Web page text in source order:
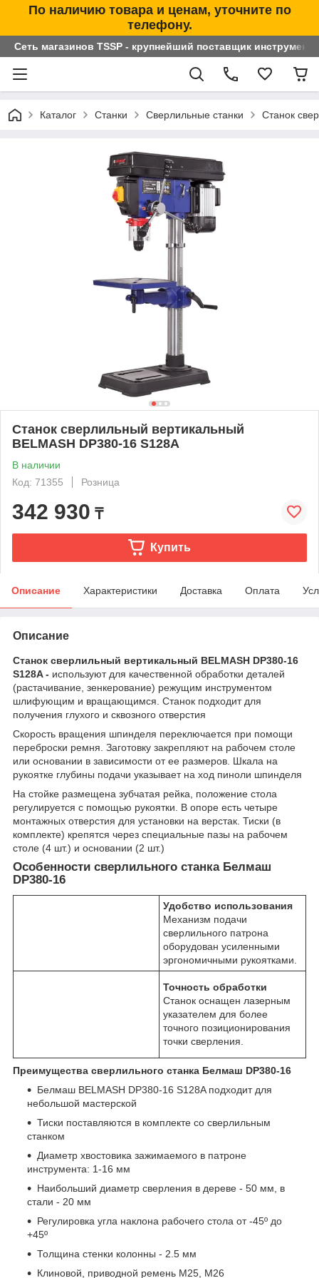
По наличию товара и ценам, уточните по
телефону.
Сеть магазинов TSSP - крупнейший поставщик
Каталог Станки Сверлильные станки Станок
Станок сверлильный вертикальный
BELMASH DP380-16 S128A
В наличии
Код: 71355
Розница
342 930 ₸
Купить
Описание Характеристики Доставка Оплата
Описание
Станок сверлильный вертикальный BELMASH DP380-16
S128A - используют для качественной обработки деталей
(растачивание, зенкерование) режущим инструментом
шлифующим и вращающимся. Станок подходит для
получения глухого и сквозного отверстия
Скорость вращения шпинделя переключается при помощи
переброски ремня. Заготовку закрепляют на рабочем столе
или основании в зависимости от ее размеров. Шкала на
рукоятке глубины подачи указывает на ход пиноли шпинделя
На стойке размещена зубчатая рейка, положение стола
регулируется с помощью рукоятки. В опоре есть четыре
монтажных отверстия для установки на верстак. Тиски (в
комплекте) крепятся через специальные пазы на рабочем
столе (4 шт.) и основании (2 шт.)
Особенности сверлильного станка Белмаш
DP380-16
Удобство использования
Механизм подачи
сверлильного патрона
оборудован усиленными
эргономичными рукоятками.
Точность обработки
Станок оснащен лазерным
указателем для более
точного позиционирования
точки сверления.
Преимущества сверлильного станка Белмаш DP380-16
Белмаш BELMASH DP380-16 S128A подходит для
небольшой мастерской
Тиски поставляются в комплекте со сверлильным
станком
Диаметр хвостовика зажимаемого в патроне
инструмента: 1-16 мм
Наибольший диаметр сверления в дереве - 50 мм, в
стали - 20 мм
Регулировка угла наклона рабочего стола от -45º до
+45º
Толщина стенки колонны - 2.5 мм
Клиновой, приводной ремень М25, М26